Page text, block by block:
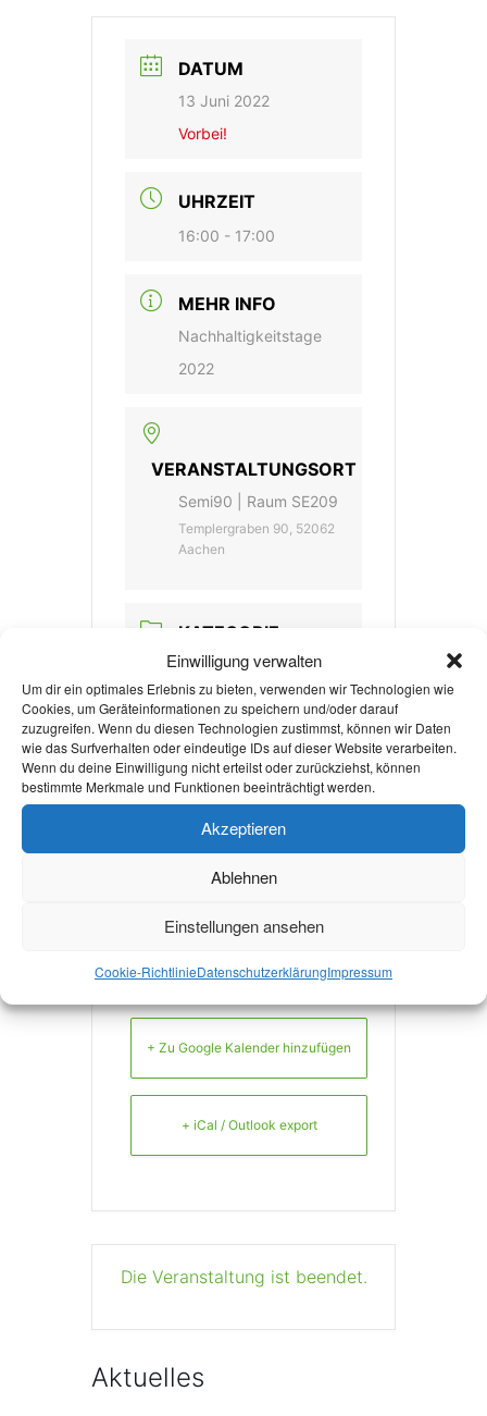
Einwilligung verwalten
Um dir ein optimales Erlebnis zu bieten, verwenden wir Technologien wie
Cookies, um Geräteinformationen zu speichern und/oder darauf
zuzugreifen. Wenn du diesen Technologien zustimmst, können wir Daten
wie das Surfverhalten oder eindeutige IDs auf dieser Website verarbeiten.
Wenn du deine Einwilligung nicht erteilst oder zurückziehst, können
bestimmte Merkmale und Funktionen beeinträchtigt werden.
Akzeptieren
Ablehnen
Einstellungen ansehen
Cookie-RichtlinieDatenschutzerklärungImpressum
DATUM
13 Juni 2022
Vorbei!
UHRZEIT
16:00 - 17:00
MEHR INFO
Nachhaltigkeitstage
2022
VERANSTALTUNGSORT
Semi90 | Raum SE209
Templergraben 90, 52062
Aachen
KATEGORIE
Nachhaltigkeit
VERANSTALTER
UNI URBAN MOBIL
Nachhaltigkeitstage
2022
+ Zu Google Kalender hinzufügen
+ iCal / Outlook export
Die Veranstaltung ist beendet.
Aktuelles